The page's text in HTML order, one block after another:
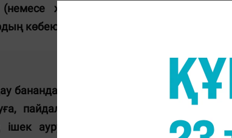
жасыл банан) адамның ішек
көбеюіне әсер етеді. Бұл жайлы
бананда резистенді крахмал мол
пайдалы бактериялардың көбеюіне
ішек аурулары Ұлттық орталығының